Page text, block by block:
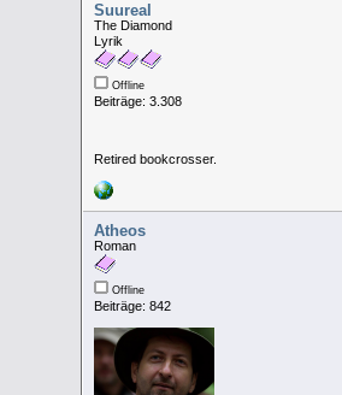
Suureal
The Diamond
Lyrik
Offline
Beiträge: 3.308
Retired bookcrosser.
Atheos
Roman
Offline
Beiträge: 842